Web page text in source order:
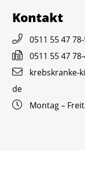
Kon­takt
0511 55 47
0511 55 47
krebs­kran­ke-
de
Mon­tag –